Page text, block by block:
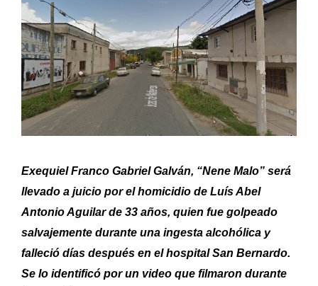
Exequiel Franco Gabriel Galván, “Nene Malo” será
llevado a juicio por el homicidio de Luís Abel
Antonio Aguilar de 33 años, quien fue golpeado
salvajemente durante una ingesta alcohólica y
falleció días después en el hospital San Bernardo.
Se lo identificó por un video que filmaron durante